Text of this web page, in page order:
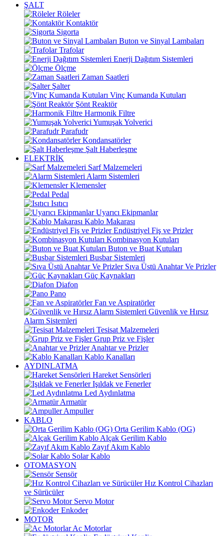
ŞALT
Röleler
Kontaktör
Sigorta
Buton ve Sinyal Lambaları
Trafolar
Enerji Dağıtım Sistemleri
Ölçme
Zaman Saatleri
Şalter
Vinç Kumanda Kutuları
Şönt Reaktör
Harmonik Filtre
Yumuşak Yolverici
Parafudr
Kondansatörler
Şalt Haberleşme
ELEKTRİK
Sarf Malzemeleri
Alarm Sistemleri
Klemensler
Pedal
Isıtıcı
Uyarıcı Ekipmanlar
Kablo Makarası
Endüstriyel Fiş ve Prizler
Kombinasyon Kutuları
Buton ve Buat Kutuları
Busbar Sistemleri
Sıva Üstü Anahtar Ve Prizler
Güç Kaynakları
Diafon
Pano
Fan ve Aspiratörler
Güvenlik ve Hırsız
Alarm Sistemleri
Tesisat Malzemeleri
Grup Priz ve Fişler
Anahtar ve Prizler
Kablo Kanalları
AYDINLATMA
Hareket Sensörleri
Işıldak ve Fenerler
Led Aydınlatma
Armatür
Ampuller
KABLO
Orta Gerilim Kablo (OG)
Alçak Gerilim Kablo
Zayıf Akım Kablo
Solar Kablo
OTOMASYON
Sensör
Hız Kontrol Cihazları
ve Sürücüler
Servo Motor
Enkoder
MOTOR
Ac Motorlar